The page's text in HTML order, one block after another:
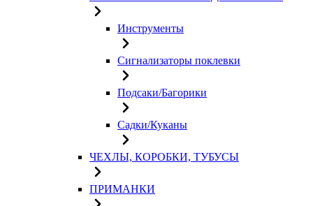
Инструменты
Сигнализаторы поклевки
Подсаки/Багорики
Садки/Куканы
ЧЕХЛЫ, КОРОБКИ, ТУБУСЫ
ПРИМАНКИ